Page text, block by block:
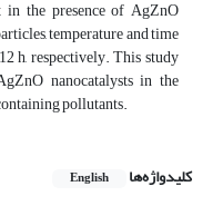
in the presence of AgZnO
temperature and time
h, respectively. This study
nanocatalysts in the
pollutants.
کلیدواژه‌ها English